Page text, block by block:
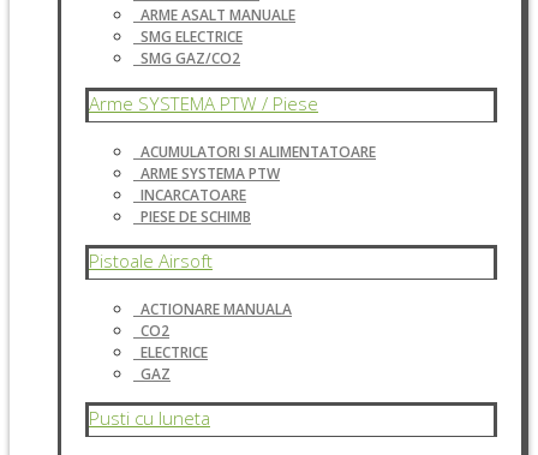
ARME ASALT MANUALE
SMG ELECTRICE
SMG GAZ/CO2
Arme SYSTEMA PTW / Piese
ACUMULATORI SI ALIMENTATOARE
ARME SYSTEMA PTW
INCARCATOARE
PIESE DE SCHIMB
Pistoale Airsoft
ACTIONARE MANUALA
CO2
ELECTRICE
GAZ
Pusti cu luneta